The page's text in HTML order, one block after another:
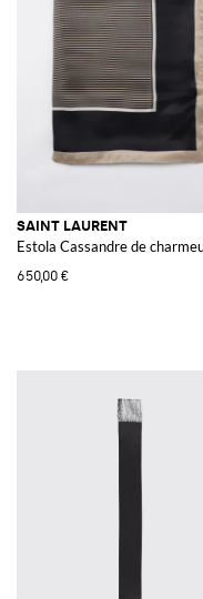
SAINT LAURENT
Estola Cassandre de
650,00 €